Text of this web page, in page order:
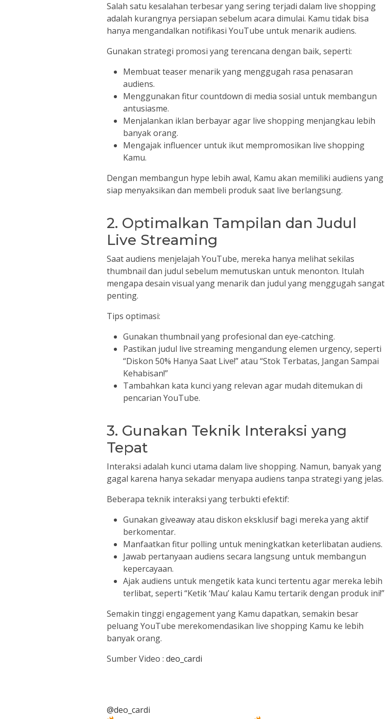
Salah satu kesalahan terbesar yang sering terjadi dalam live shopping
adalah kurangnya persiapan sebelum acara dimulai. Kamu tidak bisa
hanya mengandalkan notifikasi YouTube untuk menarik audiens.
Gunakan strategi promosi yang terencana dengan baik, seperti:
Membuat teaser menarik yang menggugah rasa penasaran
audiens.
Menggunakan fitur countdown di media sosial untuk membangun
antusiasme.
Menjalankan iklan berbayar agar live shopping menjangkau lebih
banyak orang.
Mengajak influencer untuk ikut mempromosikan live shopping
Kamu.
Dengan membangun hype lebih awal, Kamu akan memiliki audiens yang
siap menyaksikan dan membeli produk saat live berlangsung.
2. Optimalkan Tampilan dan Judul
Live Streaming
Saat audiens menjelajah YouTube, mereka hanya melihat sekilas
thumbnail dan judul sebelum memutuskan untuk menonton. Itulah
mengapa desain visual yang menarik dan judul yang menggugah sangat
penting.
Tips optimasi:
Gunakan thumbnail yang profesional dan eye-catching.
Pastikan judul live streaming mengandung elemen urgency, seperti
“Diskon 50% Hanya Saat Live!” atau “Stok Terbatas, Jangan Sampai
Kehabisan!”
Tambahkan kata kunci yang relevan agar mudah ditemukan di
pencarian YouTube.
3. Gunakan Teknik Interaksi yang
Tepat
Interaksi adalah kunci utama dalam live shopping. Namun, banyak yang
gagal karena hanya sekadar menyapa audiens tanpa strategi yang jelas.
Beberapa teknik interaksi yang terbukti efektif:
Gunakan giveaway atau diskon eksklusif bagi mereka yang aktif
berkomentar.
Manfaatkan fitur polling untuk meningkatkan keterlibatan audiens.
Jawab pertanyaan audiens secara langsung untuk membangun
kepercayaan.
Ajak audiens untuk mengetik kata kunci tertentu agar mereka lebih
terlibat, seperti “Ketik ‘Mau’ kalau Kamu tertarik dengan produk ini!”
Semakin tinggi engagement yang Kamu dapatkan, semakin besar
peluang YouTube merekomendasikan live shopping Kamu ke lebih
banyak orang.
Sumber Video : deo_cardi
@deo_cardi